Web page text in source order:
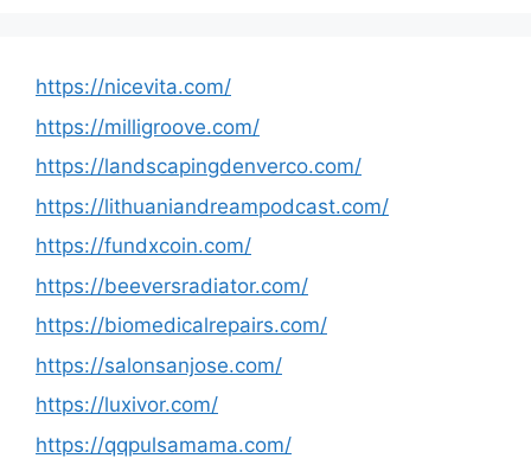
https://nicevita.com/
https://milligroove.com/
https://landscapingdenverco.com/
https://lithuaniandreampodcast.com/
https://fundxcoin.com/
https://beeversradiator.com/
https://biomedicalrepairs.com/
https://salonsanjose.com/
https://luxivor.com/
https://qqpulsamama.com/